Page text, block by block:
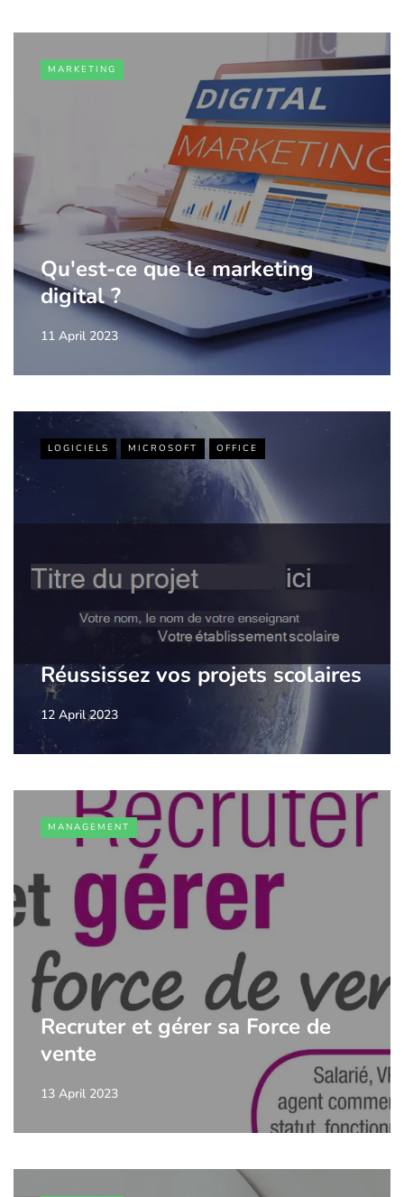
MARKETING
Qu'est-ce que le marketing
digital ?
11 April 2023
LOGICIELS MICROSOFT OFFICE
Réussissez vos projets scolaires
12 April 2023
MANAGEMENT
Recruter et gérer sa Force de
vente
13 April 2023